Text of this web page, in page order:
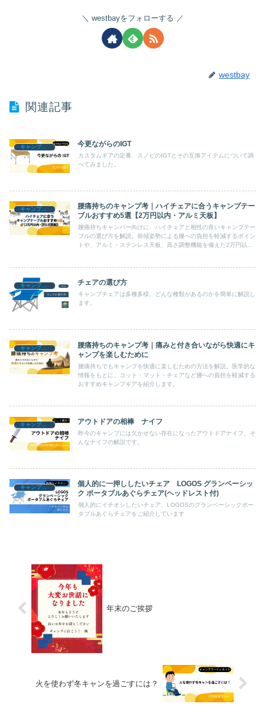
westbayをフォローする
westbay
関連記事
キャンプギア 今更ながらのIGT
カスタムギアの定番、スノピのIGTとその互換アイテムについて調
べてみました。
キャンプギア
腰痛持ちのキャンプ考｜ハイチェアに合うキャンプテー
ブルおすすめ5選【2万円以内・アルミ天板】
腰痛持ちキャンパー向けに、ハイチェアと相性の良いキャンプテー
ブルの選び方を解説。前傾姿勢による腰への負担を軽減するポイン
トや、アルミ・ステンレス天板、高さ調整機能を備えた2万円以内
キャンプギア チェアの選び方
キャンプチェアは多種多様。どんな種類があるのかを簡単に解説し
ます。
キャンプギア
腰痛持ちのキャンプ考｜痛みと付き合いながら快適にキ
ャンプを楽しむために
腰痛持ちでもキャンプを快適に楽しむための方法を解説。医学的な
情報をもとに、コット・マット・チェアなど腰への負担を軽減する
おすすめキャンプギアを紹介します。
キャンプギア アウトドアの相棒 ナイフ
昨今のキャンプには欠かせない存在になったアウトドアナイフ。そ
んなナイフの解説です。
キャンプギア
個人的に一押ししたいチェア LOGOS グランベーシッ
ク ポータブルあぐらチェア(ヘッドレスト付)
個人的にイチオシしたいチェア、LOGOSのグランベーシックポー
タブルあぐらチェアをご紹介しています
年末のご挨拶
火を使わず冬キャンを過ごすには？